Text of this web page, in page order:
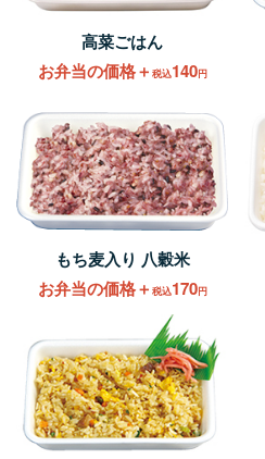
高菜ごはん
お弁当の価格＋ 税込140円
もち麦入り 八穀米
お弁当の価格＋ 税込170円